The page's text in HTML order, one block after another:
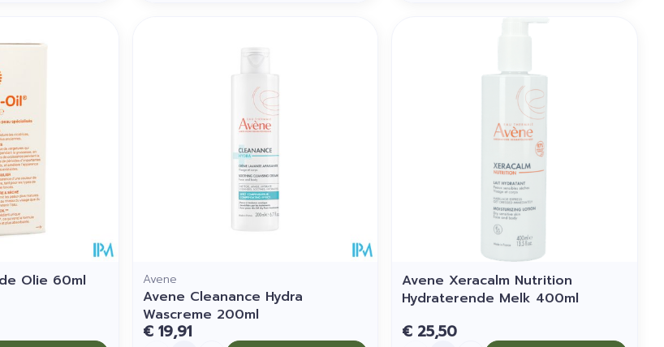
Olie 60ml Avene
Avene Cleanance Hydra
Wascreme 200ml
€ 19,91
Avene Xeracalm Nutrition
Hydraterende Melk 400ml
€ 25,50